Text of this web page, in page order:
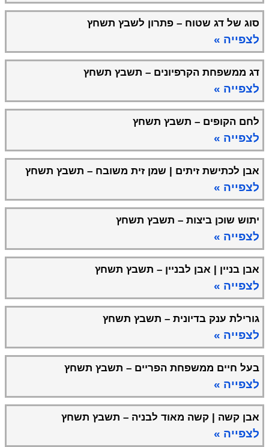
סוג של דג שטוח – פתרון לשבץ תשחץ
לצפייה »
דג ממשפחת הקרפיונים – תשבץ תשחץ
לצפייה »
לחם הקופים – תשבץ תשחץ
לצפייה »
אבן לכתישת זיתים | שמן זית משובח – תשבץ תשחץ
לצפייה »
יתוש שוכן ביצות – תשבץ תשחץ
לצפייה »
אבן בניין | אבן לבניין – תשבץ תשחץ
לצפייה »
גורילת ענק בדיונית – תשבץ תשחץ
לצפייה »
בעל חיים ממשפחת הפריים – תשבץ תשחץ
לצפייה »
אבן קשה | קשה מאוד לבניה – תשבץ תשחץ
לצפייה »